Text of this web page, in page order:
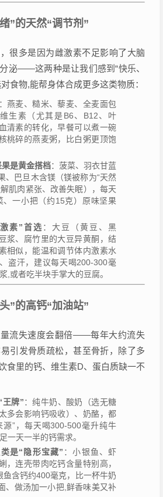
”的天然“调节剂”
很多是因为雌激素不足影响了大脑
泌——这两种是让我们感到“快乐、
食物,能帮身体合成更多这类物质：
：燕麦、糙米、藜麦、全麦面包
生素（尤其是B6、B12、叶
清素的转化，早餐可以煮一碗
桃碎的燕麦粥，比白粥更顶饱
是黄金搭档：菠菜、羽衣甘蓝
、巴旦木含镁（镁被称为“天然
肌肉紧张、改善失眠），每天
、一小把（约15克）原味坚果
素”首选 ：大豆（黄豆、黑
浆、腐竹里的大豆异黄酮，结
相似，能温和调节体内激素水
盗汗，建议每天喝200-300毫
,或者吃半块手掌大的豆腐。
”的高钙“加油站”
量流失速度会翻倍——每年大约流失
引发骨质疏松，甚至骨折，除了多
食里的钙、维生素D、蛋白质缺一不
王牌”：纯牛奶、酸奶（选无糖
多会影响钙吸收）、奶酪，都
源”，每天喝300-500毫升纯牛
一天一半的钙需求。
是“隐形宝藏” ：小银鱼、虾
，连壳带肉吃钙含量特别高，
鱼含钙约400毫克，比一杯牛奶
、做汤加一小把,鲜香味美又补